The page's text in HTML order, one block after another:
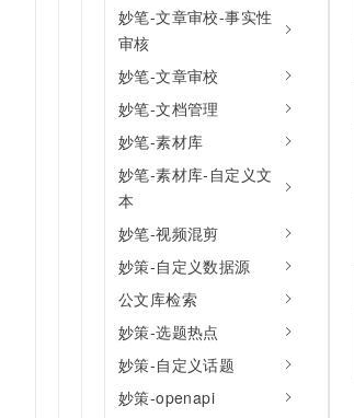
妙笔-文章审校-事实性
审核
妙笔-文章审校
妙笔-文档管理
妙笔-素材库
妙笔-素材库-自定义文
本
妙笔-视频混剪
妙策-自定义数据源
公文库检索
妙策-选题热点
妙策-自定义话题
妙策-openapi